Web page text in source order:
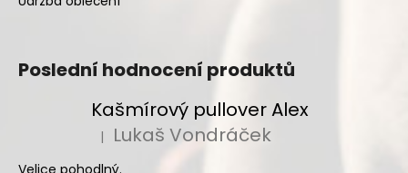
Poslední hodnocení produktů
Kašmírový pullover Alex
Hodnocení produktu je 5 z 5 hvězdiček.
| Lukaš Vondráček
Velice pohodlný.